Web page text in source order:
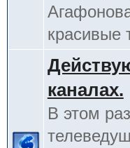
красивые
каналах.
В этом